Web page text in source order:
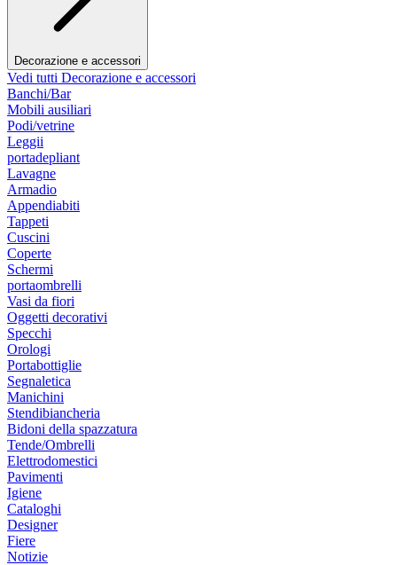
Decorazione e accessori
Vedi tutti Decorazione e accessori
Banchi/Bar
Mobili ausiliari
Podi/vetrine
Leggii
portadepliant
Lavagne
Armadio
Appendiabiti
Tappeti
Cuscini
Coperte
Schermi
portaombrelli
Vasi da fiori
Oggetti decorativi
Specchi
Orologi
Portabottiglie
Segnaletica
Manichini
Stendibiancheria
Bidoni della spazzatura
Tende/Ombrelli
Elettrodomestici
Pavimenti
Igiene
Cataloghi
Designer
Fiere
Notizie